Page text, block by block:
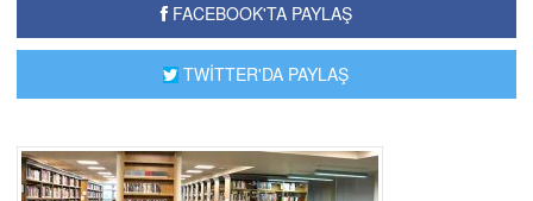
FACEBOOK'TA PAYLAŞ
TWİTTER'DA PAYLAŞ